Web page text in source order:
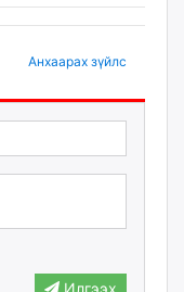
Анхаарах зүйлс
Илгээх